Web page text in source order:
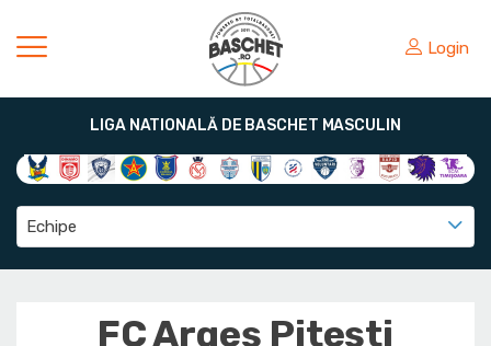
Login
LIGA NATIONALĂ DE BASCHET MASCULIN
Echipe
FC Argeș Pitești